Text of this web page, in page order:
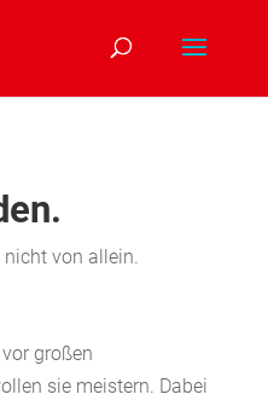
nicht von allein.
großen
sie meistern. Dabei